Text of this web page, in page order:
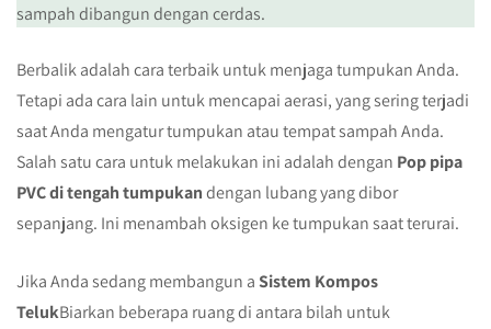
sampah dibangun dengan cerdas.
Berbalik adalah cara terbaik untuk menjaga tumpukan Anda.
Tetapi ada cara lain untuk mencapai aerasi, yang sering terjadi
saat Anda mengatur tumpukan atau tempat sampah Anda.
Salah satu cara untuk melakukan ini adalah dengan Pop pipa
PVC di tengah tumpukandengan lubang yang dibor
sepanjang. Ini menambah oksigen ke tumpukan saat terurai.
Jika Anda sedang membangun aSistem Kompos
TelukBiarkan beberapa ruang di antara bilah untuk